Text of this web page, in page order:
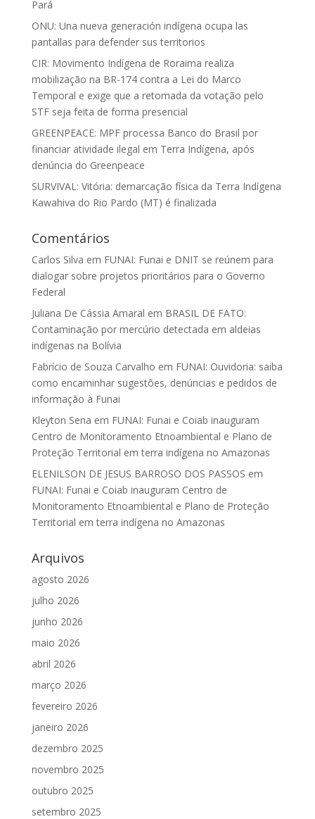
Pará
ONU: Una nueva generación indígena ocupa las
pantallas para defender sus territorios
CIR: Movimento Indígena de Roraima realiza
mobilização na BR-174 contra a Lei do Marco
Temporal e exige que a retomada da votação pelo
STF seja feita de forma presencial
GREENPEACE: MPF processa Banco do Brasil por
financiar atividade ilegal em Terra Indígena, após
denúncia do Greenpeace
SURVIVAL: Vitória: demarcação física da Terra Indígena
Kawahiva do Rio Pardo (MT) é finalizada
Comentários
Carlos Silva em FUNAI: Funai e DNIT se reúnem para
dialogar sobre projetos prioritários para o Governo
Federal
Juliana De Cássia Amaral em BRASIL DE FATO:
Contaminação por mercúrio detectada em aldeias
indígenas na Bolívia
Fabrício de Souza Carvalho em FUNAI: Ouvidoria: saiba
como encaminhar sugestões, denúncias e pedidos de
informação à Funai
Kleyton Sena em FUNAI: Funai e Coiab inauguram
Centro de Monitoramento Etnoambiental e Plano de
Proteção Territorial em terra indígena no Amazonas
ELENILSON DE JESUS BARROSO DOS PASSOS em
FUNAI: Funai e Coiab inauguram Centro de
Monitoramento Etnoambiental e Plano de Proteção
Territorial em terra indígena no Amazonas
Arquivos
agosto 2026
julho 2026
junho 2026
maio 2026
abril 2026
março 2026
fevereiro 2026
janeiro 2026
dezembro 2025
novembro 2025
outubro 2025
setembro 2025